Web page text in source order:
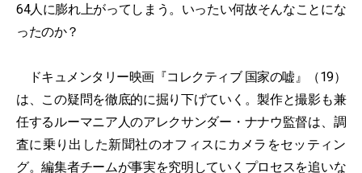
64人に膨れ上がってしまう。いったい何故そんなことにな
ったのか？
ドキュメンタリー映画『コレクティブ 国家の嘘』（19）
は、この疑問を徹底的に掘り下げていく。製作と撮影も兼
任するルーマニア人のアレクサンダー・ナナウ監督は、調
査に乗り出した新聞社のオフィスにカメラをセッティン
グ。編集者チームが事実を究明していくプロセスを追いな